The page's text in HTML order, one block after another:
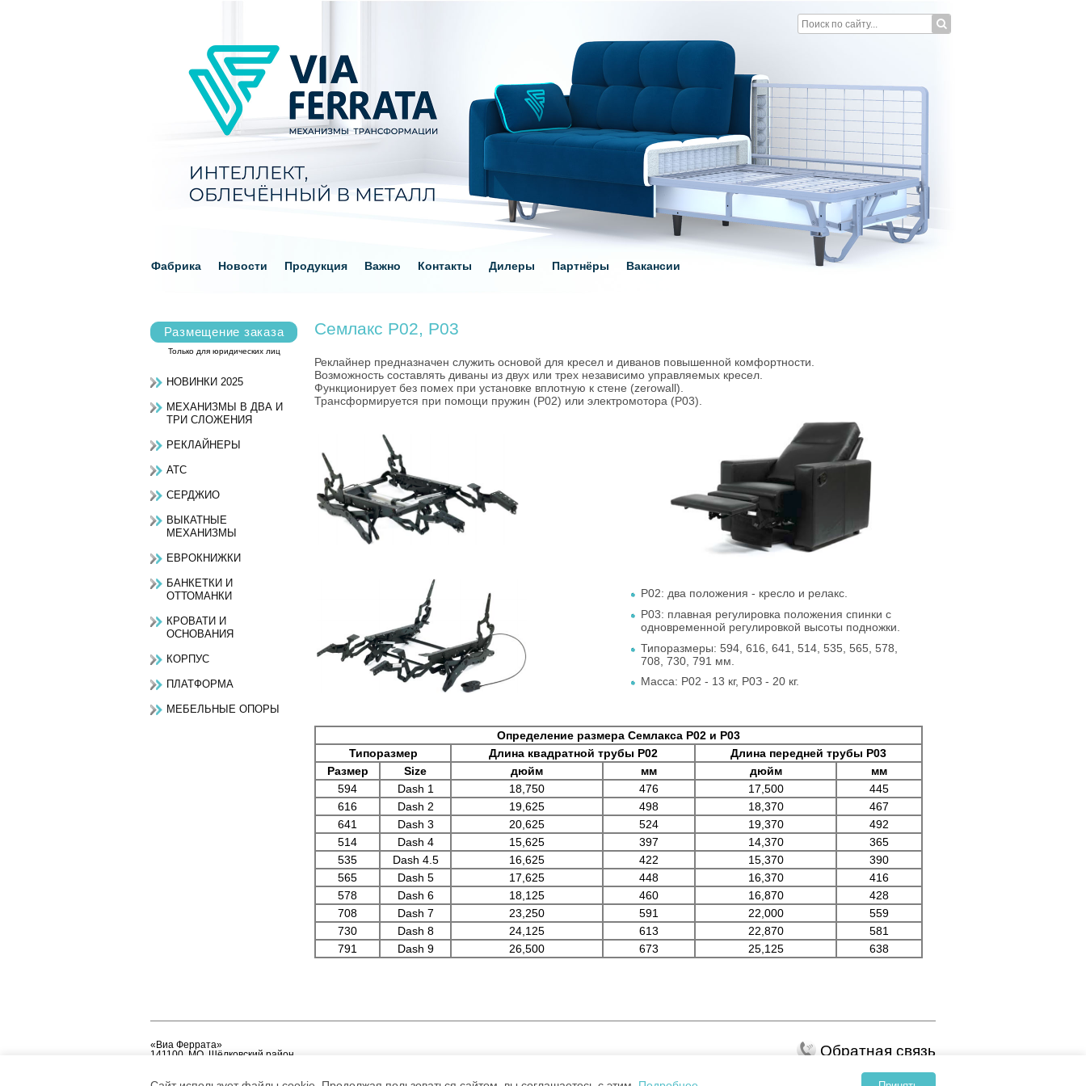
Фабрика Новости Продукция Важно Контакты Дилеры Партнёры Вакансии
Размещение заказа
Только для юридических лиц
НОВИНКИ 2025
МЕХАНИЗМЫ В ДВА И
ТРИ СЛОЖЕНИЯ
РЕКЛАЙНЕРЫ
АТС
СЕРДЖИО
ВЫКАТНЫЕ
МЕХАНИЗМЫ
ЕВРОКНИЖКИ
БАНКЕТКИ И
ОТТОМАНКИ
КРОВАТИ И
ОСНОВАНИЯ
КОРПУС
ПЛАТФОРМА
МЕБЕЛЬНЫЕ ОПОРЫ
Семлакс P02, P03
Реклайнер предназначен служить основой для кресел и диванов повышенной комфортности.
Возможность составлять диваны из двух или трех независимо управляемых кресел.
Функционирует без помех при установке вплотную к стене (zerowall).
Трансформируется при помощи пружин (Р02) или электромотора (Р03).
Р02: два положения - кресло и релакс.
Р03: плавная регулировка положения спинки с
одновременной регулировкой высоты подножки.
Типоразмеры: 594, 616, 641, 514, 535, 565, 578,
708, 730, 791 мм.
Масса: Р02 - 13 кг, Р0З - 20 кг.
Определение размера Семлакса Р02 и Р03
Типоразмер
Длина квадратной трубы Р02
Длина передней трубы Р03
Размер
Size дюйм мм дюйм
мм
594
Dash 1 18,750 476 17,500
445
616
Dash 2 19,625 498 18,370
467
641
Dash 3 20,625 524 19,370
492
514
Dash 4 15,625 397 14,370
365
535
Dash 4.5 16,625 422 15,370
390
565
Dash 5 17,625 448 16,370
416
578
Dash 6 18,125 460 16,870
428
708
Dash 7 23,250 591 22,000
559
730
Dash 8 24,125 613 22,870
581
791
Dash 9 26,500 673 25,125 638
«Виа Феррата»
141100, МО, Щёлковский район
«Via Ferrata» ©2025
Обратная связь
Политика в отношении обработки персональных данных